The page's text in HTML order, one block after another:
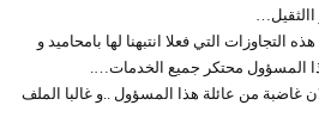
التجاوزات التي فعلا انتبهنا لها بامحاميد و
المسؤول محتكر جميع الخدمات….
غاضبة من عائلة هذا المسؤول ..و غالبا الملف